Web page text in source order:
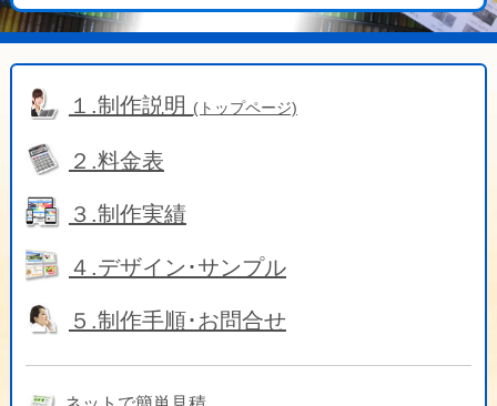
１.制作説明 (トップページ)
２.料金表
３.制作実績
４.デザイン･サンプル
５.制作手順･お問合せ